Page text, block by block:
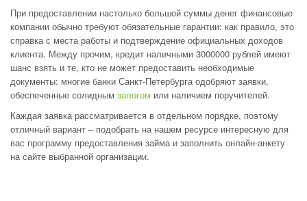
При предоставлении настолько большой суммы денег финансовые
компании обычно требуют обязательные гарантии: как правило, это
справка с места работы и подтверждение официальных доходов
клиента. Между прочим, кредит наличными 3000000 рублей имеют
шанс взять и те, кто не может предоставить необходимые
документы: многие банки Санкт-Петербурга одобряют заявки,
обеспеченные солидным залогом или наличием поручителей.
Каждая заявка рассматривается в отдельном порядке, поэтому
отличный вариант – подобрать на нашем ресурсе интересную для
вас программу предоставления займа и заполнить онлайн-анкету
на сайте выбранной организации.